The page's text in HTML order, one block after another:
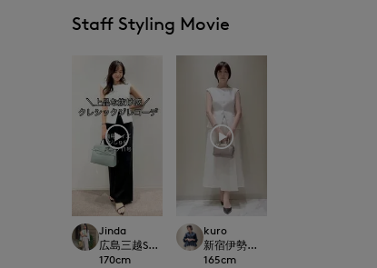
Staff Styling Movie
Jinda
広島三越SUPERIORCLOSET
170cm
kuro
新宿伊勢丹SUPERIOR CLOSET
165cm